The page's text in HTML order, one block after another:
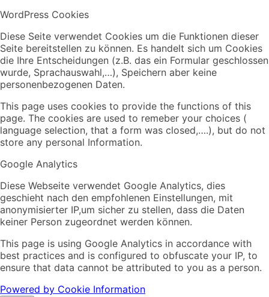
WordPress Cookies
Diese Seite verwendet Cookies um die Funktionen dieser
Seite bereitstellen zu können. Es handelt sich um Cookies
die Ihre Entscheidungen (z.B. das ein Formular geschlossen
wurde, Sprachauswahl,…), Speichern aber keine
personenbezogenen Daten.
This page uses cookies to provide the functions of this
page. The cookies are used to remeber your choices (
language selection, that a form was closed,….), but do not
store any personal Information.
Google Analytics
Diese Webseite verwendet Google Analytics, dies
geschieht nach den empfohlenen Einstellungen, mit
anonymisierter IP,um sicher zu stellen, dass die Daten
keiner Person zugeordnet werden können.
This page is using Google Analytics in accordance with
best practices and is configured to obfuscate your IP, to
ensure that data cannot be attributed to you as a person.
Powered by Cookie Information